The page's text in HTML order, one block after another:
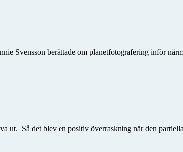
Svensson berättade om planetfotografering inför
ut. Så det blev en positiv över­raskning när den